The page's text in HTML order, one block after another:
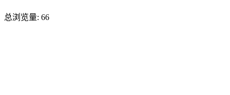
总浏览量: 66